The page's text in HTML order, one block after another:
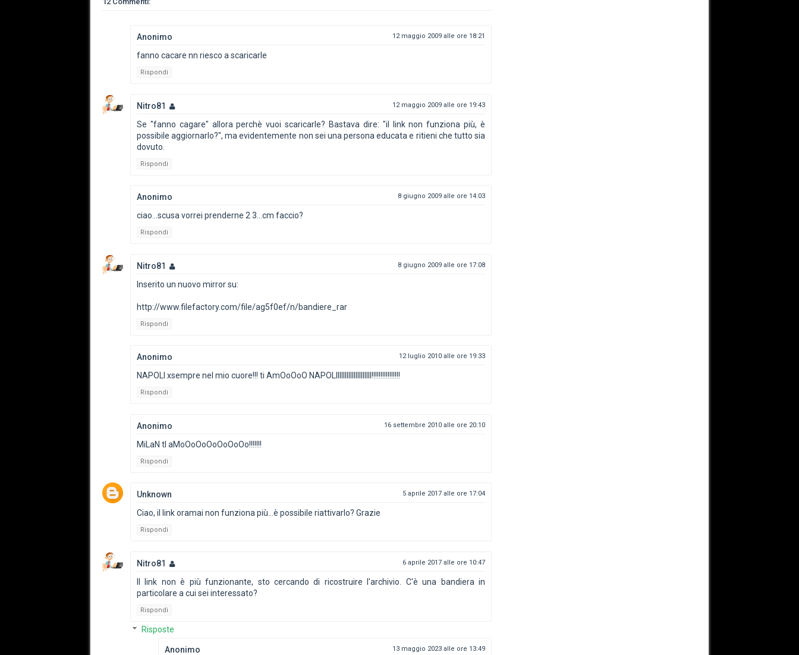
Anonimo 12 maggio 2009 alle ore 18:21
fanno cacare nn riesco a scaricarle
Rispondi
Nitro81 12 maggio 2009 alle ore 19:43
Se "fanno cagare" allora perchè vuoi scaricarle? Bastava dire: "il link non funziona più, è
possibile aggiornarlo?", ma evidentemente non sei una persona educata e ritieni che tutto sia
dovuto.
Rispondi
Anonimo 8 giugno 2009 alle ore 14:03
ciao...scusa vorrei prenderne 2 3...cm faccio?
Rispondi
Nitro81 8 giugno 2009 alle ore 17:08
Inserito un nuovo mirror su:
http://www.filefactory.com/file/ag5f0ef/n/bandiere_rar
Rispondi
Anonimo 12 luglio 2010 alle ore 19:33
NAPOLI xsempre nel mio cuore!!! ti AmOoOoO NAPOLIIIIIIIIIIIIIIIIIIII!!!!!!!!!!!!!!!!
Rispondi
Anonimo 16 settembre 2010 alle ore 20:10
MiLaN tI aMoOoOoOoOoOoOo!!!!!!!
Rispondi
Unknown 5 aprile 2017 alle ore 17:04
Ciao, il link oramai non funziona più...è possibile riattivarlo? Grazie
Rispondi
Nitro81 6 aprile 2017 alle ore 10:47
Il link non è più funzionante, sto cercando di ricostruire l'archivio. C'è una bandiera in
particolare a cui sei interessato?
Rispondi
Risposte
Anonimo 13 maggio 2023 alle ore 13:49